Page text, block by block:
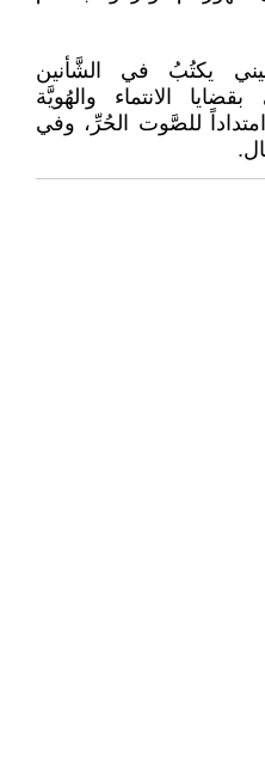
يكتُبُ في الشَّأنين
الانتماء والهُويَّة
للصَّوت الحُرِّ، وفي